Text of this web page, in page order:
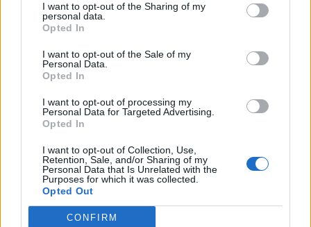
I want to opt-out of the Sharing of my
personal data.
Opted In
I want to opt-out of the Sale of my
Personal Data.
Opted In
I want to opt-out of processing my
Personal Data for Targeted Advertising.
Opted In
I want to opt-out of Collection, Use,
Retention, Sale, and/or Sharing of my
Personal Data that Is Unrelated with the
Purposes for which it was collected.
Opted Out
CONFIRM
atletas
27/05/2026